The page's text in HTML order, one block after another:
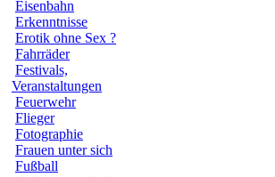
Eisenbahn
Erkenntnisse
Erotik ohne Sex ?
Fahrräder
Festivals,
Veranstaltungen
Feuerwehr
Flieger
Fotographie
Frauen unter sich
Fußball